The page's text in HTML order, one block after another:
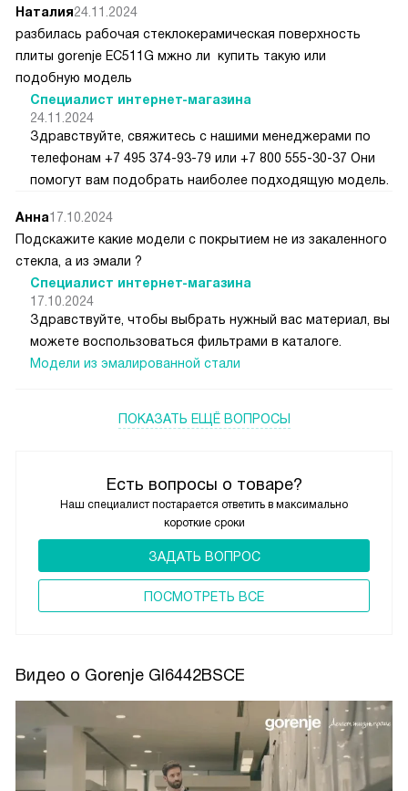
Есть вопросы о товаре?
Наш специалист постарается ответить в максимально
короткие сроки
ЗАДАТЬ ВОПРОС
ПОCМОТРЕТЬ ВСЕ
Наталия24.11.2024
разбилась рабочая стеклокерамическая поверхность
плиты gorenje ЕС511G мжно ли купить такую или
подобную модель
Специалист интернет-магазина
24.11.2024
Здравствуйте, свяжитесь с нашими менеджерами по
телефонам +7 495 374-93-79 или +7 800 555-30-37 Они
помогут вам подобрать наиболее подходящую модель.
Анна17.10.2024
Подскажите какие модели с покрытием не из закаленного
стекла, а из эмали ?
Специалист интернет-магазина
17.10.2024
Здравствуйте, чтобы выбрать нужный вас материал, вы
можете воспользоваться фильтрами в каталоге.
Модели из эмалированной стали
ПОКАЗАТЬ ЕЩЁ ВОПРОСЫ
Видео о Gorenje GI6442BSCE